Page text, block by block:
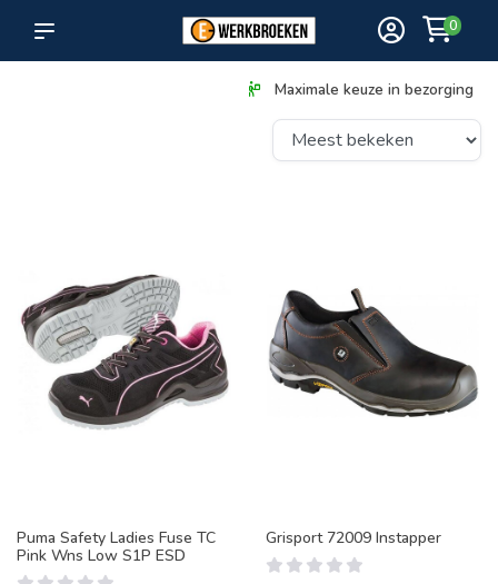
0
Maximale keuze in bezorging
Puma Safety Ladies Fuse TC
Pink Wns Low S1P ESD
Grisport 72009 Instapper